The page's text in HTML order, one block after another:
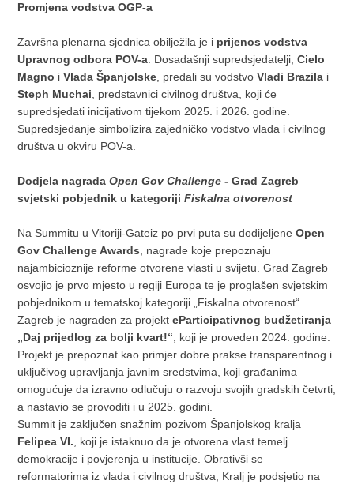
Promjena vodstva OGP-a
Završna plenarna sjednica obilježila je i prijenos vodstva
Upravnog odbora POV-a. Dosadašnji supredsjedatelji,Cielo
Magno iVlada Španjolske, predali su vodstvoVladi Brazila i
Steph Muchai, predstavnici civilnog društva, koji će
supredsjedati inicijativom tijekom 2025. i 2026. godine.
Supredsjedanje simbolizira zajedničko vodstvo vlada i civilnog
društva u okviru POV-a.
Dodjela nagradaOpen Gov Challenge - Grad Zagreb
svjetski pobjednik u kategorijiFiskalna otvorenost
Na Summitu u Vitoriji-Gateiz po prvi puta su dodijeljeneOpen
Gov Challenge Awards, nagrade koje prepoznaju
najambicioznije reforme otvorene vlasti u svijetu. Grad Zagreb
osvojio je prvo mjesto u regiji Europa te je proglašen svjetskim
pobjednikom u tematskoj kategoriji „Fiskalna otvorenost“.
Zagreb je nagrađen za projekteParticipativnog budžetiranja
„Daj prijedlog za bolji kvart!“, koji je proveden 2024. godine.
Projekt je prepoznat kao primjer dobre prakse transparentnog i
uključivog upravljanja javnim sredstvima, koji građanima
omogućuje da izravno odlučuju o razvoju svojih gradskih četvrti,
a nastavio se provoditi i u 2025. godini.
Summit je zaključen snažnim pozivom Španjolskog kralja
Felipea VI., koji je istaknuo da je otvorena vlast temelj
demokracije i povjerenja u institucije. Obrativši se
reformatorima iz vlada i civilnog društva, Kralj je podsjetio na